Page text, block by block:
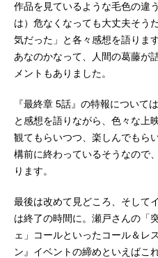
作品を見ているような毛色の違
は）危なくなっても大丈夫そう
気だった」と各々感想を語りま
あなのかなって、人間の葛藤が
メントもありました。
『最終章 5話』の特報について
と感想を語りながら、色々な上
観てもらいつつ、楽しんでもら
構前に終わっているそうなので
ります。
最後は改めて見どころ、そして
は終了の時間に。瀬戸さんの「
ェ」コールといったコール＆レ
ン』イベントの締めといえばこ